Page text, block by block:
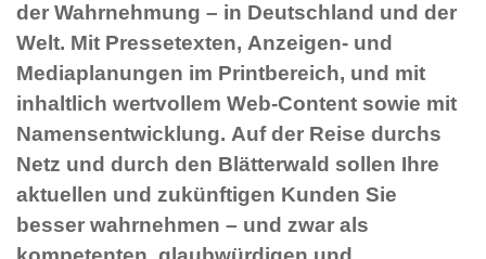
der Wahrnehmung – in Deutschland und der
Welt. Mit Pressetexten, Anzeigen- und
Mediaplanungen im Printbereich, und mit
inhaltlich wertvollem Web-Content sowie mit
Namensentwicklung. Auf der Reise durchs
Netz und durch den Blätterwald sollen Ihre
aktuellen und zukünftigen Kunden Sie
besser wahrnehmen – und zwar als